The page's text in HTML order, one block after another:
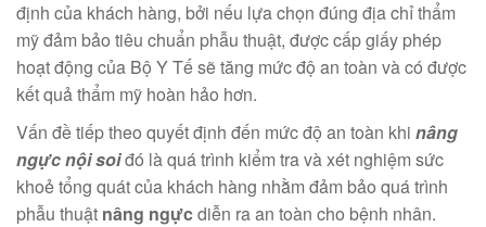
định của khách hàng, bởi nếu lựa chọn đúng địa chỉ thẩm
mỹ đảm bảo tiêu chuẩn phẫu thuật, được cấp giấy phép
hoạt động của Bộ Y Tế sẽ tăng mức độ an toàn và có được
kết quả thẩm mỹ hoàn hảo hơn.
Vấn đề tiếp theo quyết định đến mức độ an toàn khi nâng
ngực nội soiđó là quá trình kiểm tra và xét nghiệm sức
khoẻ tổng quát của khách hàng nhằm đảm bảo quá trình
phẫu thuật nâng ngực diễn ra an toàn cho bệnh nhân.